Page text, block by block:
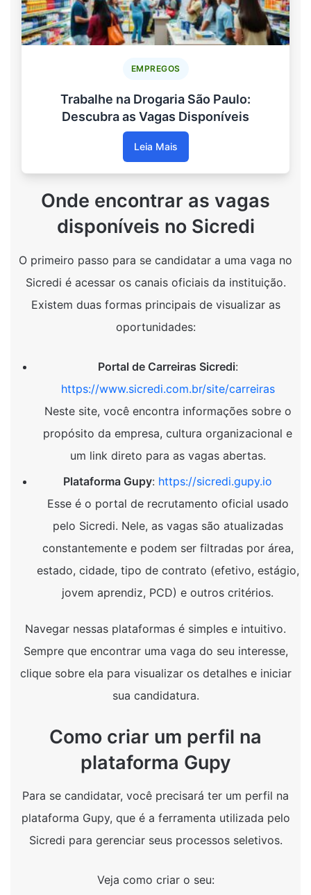
EMPREGOS
Trabalhe na Drogaria São Paulo:
Descubra as Vagas Disponíveis
Leia Mais
Onde encontrar as vagas
disponíveis no Sicredi
O primeiro passo para se candidatar a uma vaga no
Sicredi é acessar os canais oficiais da instituição.
Existem duas formas principais de visualizar as
oportunidades:
Portal de Carreiras Sicredi:
https://www.sicredi.com.br/site/carreiras
Neste site, você encontra informações sobre o
propósito da empresa, cultura organizacional e
um link direto para as vagas abertas.
Plataforma Gupy: https://sicredi.gupy.io
Esse é o portal de recrutamento oficial usado
pelo Sicredi. Nele, as vagas são atualizadas
constantemente e podem ser filtradas por área,
estado, cidade, tipo de contrato (efetivo, estágio,
jovem aprendiz, PCD) e outros critérios.
Navegar nessas plataformas é simples e intuitivo.
Sempre que encontrar uma vaga do seu interesse,
clique sobre ela para visualizar os detalhes e iniciar
sua candidatura.
Como criar um perfil na
plataforma Gupy
Para se candidatar, você precisará ter um perfil na
plataforma Gupy, que é a ferramenta utilizada pelo
Sicredi para gerenciar seus processos seletivos.
Veja como criar o seu: